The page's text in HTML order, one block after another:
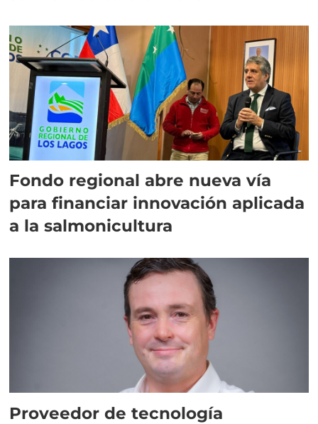
Fondo regional abre nueva vía
para financiar innovación aplicada
a la salmonicultura
Proveedor de tecnología